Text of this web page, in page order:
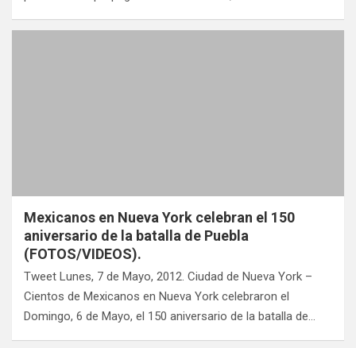
Mexicanos en Nueva York celebran el 150
aniversario de la batalla de Puebla
(FOTOS/VIDEOS).
Tweet Lunes, 7 de Mayo, 2012. Ciudad de Nueva York –
Cientos de Mexicanos en Nueva York celebraron el
Domingo, 6 de Mayo, el 150 aniversario de la batalla de…